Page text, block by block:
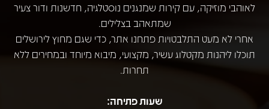
לאוהבי מוזיקה, עם קירות שמנגנים נוסטלגיה, חדשנות ודור צעיר
שמתאהב בצלילים.
אחרי לא מעט התלבטויות פתחנו אתר, כדי שגם מחוץ לירושלים
תוכלו ליהנות מקטלוג עשיר, מקצועי, מיבוא מיוחד ובמחירים ללא
תחרות.
שעות פתיחה: